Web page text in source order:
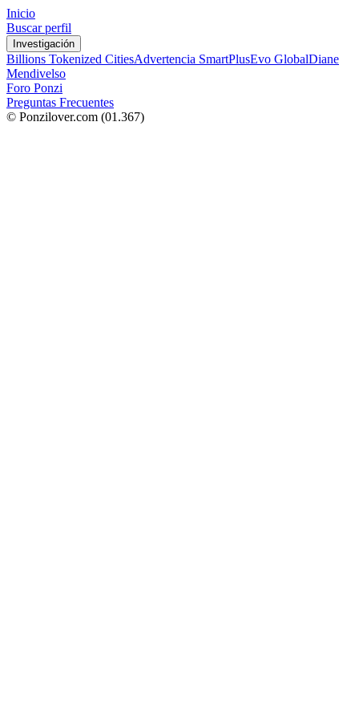
Inicio
Buscar perfil
Investigación
Billions Tokenized CitiesAdvertencia SmartPlusEvo GlobalDiane
Mendivelso
Foro Ponzi
Preguntas Frecuentes
© Ponzilover.com (01.367)